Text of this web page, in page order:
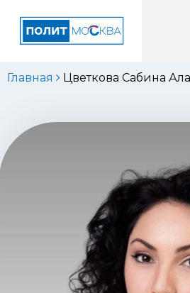
Главная Цветкова Сабина